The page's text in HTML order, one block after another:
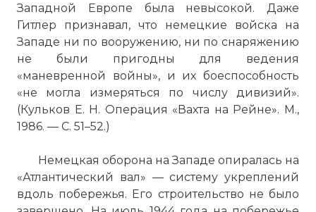
Западной Европе была невысокой. Даже
Гитлер признавал, что немецкие войска на
Западе ни по вооружению, ни по снаряжению
не были пригодны для ведения
«маневренной войны», и их боеспособность
«не могла измеряться по числу дивизий».
(Кульков Е. Н. Операция «Вахта на Рейне». М.,
1986. — С. 51–52.)
Немецкая оборона на Западе опиралась на
«Атлантический вал» — систему укреплений
вдоль побережья. Его строительство не было
Имя:
Комментарий:
Проверочный код: